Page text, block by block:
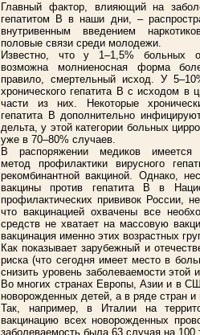
Главный фактор, влияющий на
гепатитом В в наши дни, –
внутривенным введением
половые связи среди молодежи.
Известно, что у 1–1,5% больных
возможна молниеносная форма
правило, смертельный исход. У
хронического гепатита В с исходом в
части из них. Некоторые
гепатита В дополнительно
дельта, у этой категории больных
уже в 70–80% случаев.
В распоряжении медиков имеется
метод профилактики вирусного
рекомбинантной вакциной. Однако,
вакцины против гепатита В в
профилактических прививок России,
что вакцинацией охвачены все
средств не хватает на массовую
вакцинация именно этих возрастных
Как показывает зарубежный и
риска (что сегодня имеет место в
снизить уровень заболеваемости этой
Во многих странах Европы, Азии и в
новорожденных детей, а в ряде стран и
Так, например, в Италии на
вакцинацию всех новорожденных
заболеваемость была 63 случая на 100